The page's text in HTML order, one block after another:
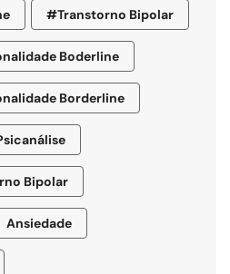
#transtorno Bipolar
Boderline
Borderline
Bipolar
Ansiedade